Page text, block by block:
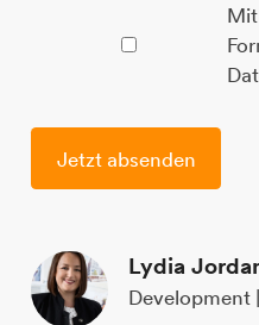
Lydia
Development